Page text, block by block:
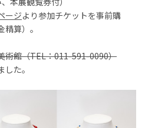
ージより参加チケットを事前購
算）。
術館（TEL：011-591-0090）
た。